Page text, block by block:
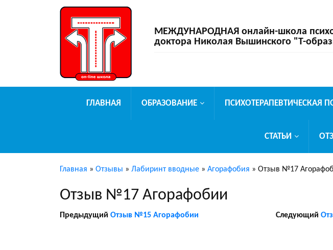
МЕЖДУНАРОДНАЯ онлайн-школа
доктора Николая Вышинского "Т-
ГЛАВНАЯ ОБРАЗОВАНИЕ ПСИХОТЕРАПЕВТИЧЕСКАЯ
СТАТЬИ
Главная » Отзывы » Лабиринт вводные » Агорафобия » Отзыв №17
Отзыв №17 Агорафобии
Предыдущий Отзыв №15 Агорафобии Следующий